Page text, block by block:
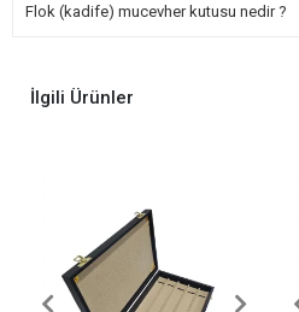
Flok (kadife) mucevher kutusu nedir ?
İlgili Ürünler